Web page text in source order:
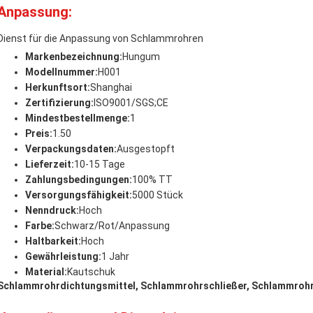
für die Anpassung von Schlammrohren
Markenbezeichnung:Hungum
Modellnummer:H001
Herkunftsort:Shanghai
Zertifizierung: ISO9001/SGS;CE
Mindestbestellmenge:1
Preis:1.50
Verpackungsdaten:Ausgestopft
Lieferzeit:10-15 Tage
Zahlungsbedingungen:100% TT
Versorgungsfähigkeit:5000 Stück
Nenndruck:Hoch
Farbe:Schwarz/Rot/Anpassung
Haltbarkeit:Hoch
Gewährleistung:1 Jahr
Material:Kautschuk
Schlammrohrschließer,